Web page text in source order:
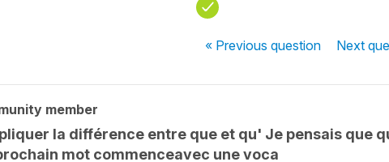
« Previousquestion Next
member
la différence entre que et qu' Je pensais que
mot commenceavec une voca